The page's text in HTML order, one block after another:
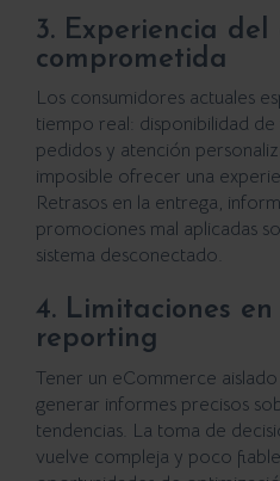
3. Experiencia del
comprometida
Los consumidores actuales
tiempo real: disponibilidad
pedidos y atención
imposible ofrecer una
Retrasos en la entrega,
promociones mal aplicadas
sistema desconectado.
4. Limitaciones
reporting
Tener un eCommerce
generar informes precisos
tendencias. La toma de
vuelve compleja y poco